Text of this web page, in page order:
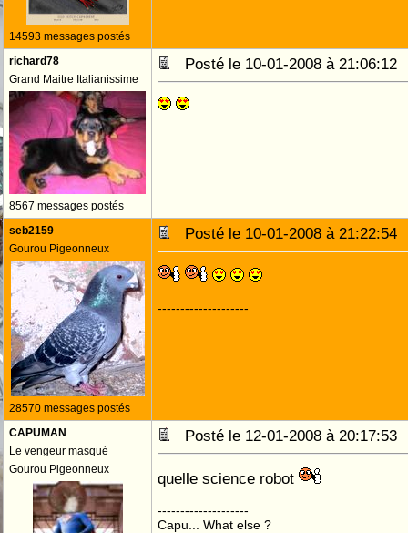
14593 messages postés
richard78
Grand Maitre Italianissime
8567 messages postés
Posté le 10-01-2008 à
seb2159
Gourou Pigeonneux
28570 messages postés
Posté le 10-01-2008 à
--------------------
CAPUMAN
Le vengeur masqué
Gourou Pigeonneux
Posté le 12-01-2008 à
quelle science robot
--------------------
Capu... What else ?